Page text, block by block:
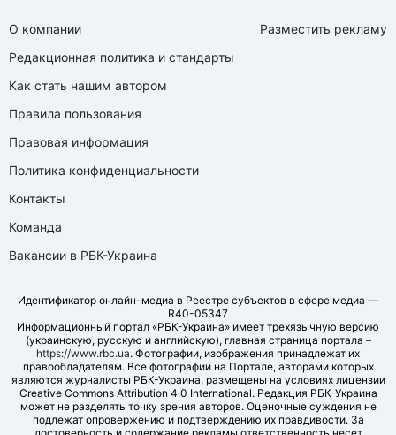
О компании
Редакционная политика и стандарты
Как стать нашим автором
Правила пользования
Правовая информация
Политика конфиденциальности
Контакты
Команда
Вакансии в РБК-Украина
Разместить рекламу
Идентификатор онлайн-медиа в Реестре субъектов в сфере медиа —
R40-05347
Информационный портал «РБК-Украина» имеет трехязычную версию
(украинскую, русскую и английскую), главная страница портала –
https://www.rbc.ua. Фотографии, изображения принадлежат их
правообладателям. Все фотографии на Портале, авторами которых
являются журналисты РБК-Украина, размещены на условиях лицензии
Creative Commons Attribution 4.0 International. Редакция РБК-Украина
может не разделять точку зрения авторов. Оценочные суждения не
подлежат опровержению и подтверждению их правдивости. За